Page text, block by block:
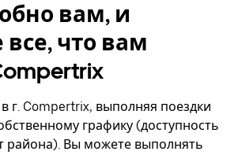
вам, и
все, что вам
г. Compertrix, выполняя поездки
графику (доступность
района). Вы можете выполнять